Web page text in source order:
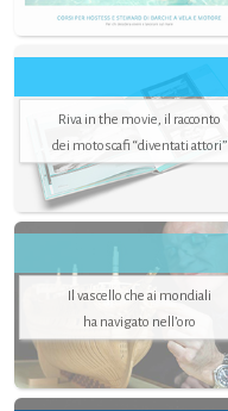
Riva in the movie, il racconto
dei motoscafi “diventati attori”
Il vascello che ai mondiali
ha navigato nell’oro